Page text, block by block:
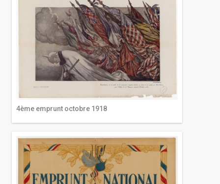
4ème emprunt octobre 1918